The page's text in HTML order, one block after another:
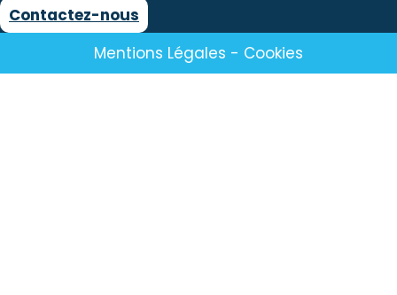
Contactez-nous
Mentions Légales - Cookies